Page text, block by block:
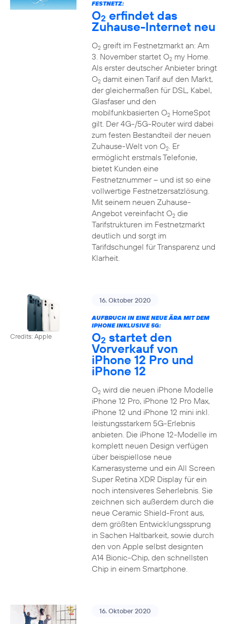
FESTNETZ:
O2 erfindet das
Zuhause-Internet neu
O2greift im Festnetzmarkt an: Am
3. November startet O2my Home.
Als erster deutscher Anbieter bringt
O2damit einen Tarif auf den Markt,
der gleichermaßen für DSL, Kabel,
Glasfaser und den
mobilfunkbasierten O2HomeSpot
gilt. Der 4G-/5G-Router wird dabei
zum festen Bestandteil der neuen
Zuhause-Welt von O2. Er
ermöglicht erstmals Telefonie,
bietet Kunden eine
Festnetznummer – und ist so eine
vollwertige Festnetzersatzlösung.
Mit seinem neuen Zuhause-
Angebot vereinfacht O2die
Tarifstrukturen im Festnetzmarkt
deutlich und sorgt im
Tarifdschungel für Transparenz und
Klarheit.
Credits: Apple
16. Oktober 2020
AUFBRUCH IN EINE NEUE ÄRA MIT DEM
IPHONE INKLUSIVE 5G:
O2 startet den
Vorverkauf von
iPhone 12 Pro und
iPhone 12
O2wird die neuen iPhone Modelle
iPhone 12 Pro, iPhone 12 Pro Max,
iPhone 12 und iPhone 12 mini inkl.
leistungsstarkem 5G-Erlebnis
anbieten. Die iPhone 12-Modelle im
komplett neuen Design verfügen
über beispiellose neue
Kamerasysteme und ein All Screen
Super Retina XDR Display für ein
noch intensiveres Seherlebnis. Sie
zeichnen sich außerdem durch die
neue Ceramic Shield-Front aus,
dem größten Entwicklungssprung
in Sachen Haltbarkeit, sowie durch
den von Apple selbst designten
A14 Bionic-Chip, den schnellsten
Chip in einem Smartphone.
16. Oktober 2020